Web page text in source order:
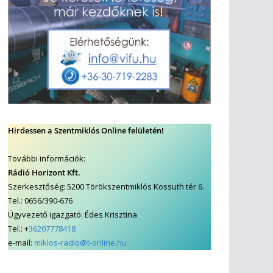
Hirdessen a Szentmiklós Online felületén!
További információk:
Rádió Horizont Kft.
Szerkesztőség: 5200 Törökszentmiklós Kossuth tér 6.
Tel.: 0656/390-676
Ügyvezető igazgató: Édes Krisztina
Tel.: +36207778418
e-mail: miklos-radio@t-online.hu